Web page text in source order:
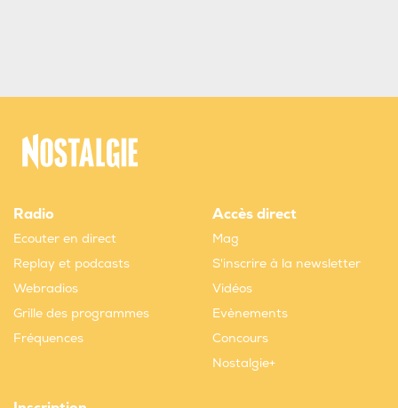
Radio
Ecouter en direct
Replay et podcasts
Webradios
Grille des programmes
Fréquences
Accès direct
Mag
S'inscrire à la newsletter
Vidéos
Evènements
Concours
Nostalgie+